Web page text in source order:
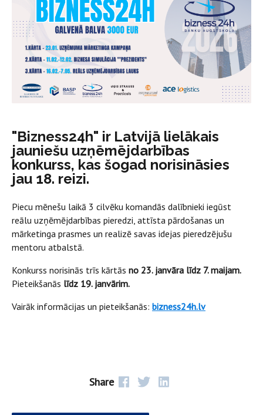
"Bizness24h" ir Latvijā lielākais
jauniešu uzņēmējdarbības
konkurss, kas šogad norisināsies
jau 18. reizi.
Piecu mēnešu laikā 3 cilvēku komandās dalībnieki iegūst
reālu uzņēmējdarbības pieredzi, attīsta pārdošanas un
mārketinga prasmes un realizē savas idejas pieredzējušu
mentoru atbalstā.
Konkurss norisinās trīs kārtās no 23. janvāra līdz 7. maijam.
Pieteikšanās līdz 19. janvārim.
Vairāk informācijas un pieteikšanās: bizness24h.lv
Share